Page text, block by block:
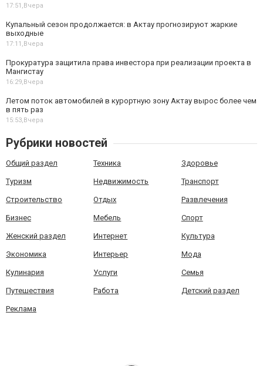
17:51,Вчера
Купальный сезон продолжается: в Актау прогнозируют жаркие
выходные
17:11,Вчера
Прокуратура защитила права инвестора при реализации проекта в
Мангистау
16:29,Вчера
Летом поток автомобилей в курортную зону Актау вырос более чем
в пять раз
15:53,Вчера
Рубрики новостей
Общий раздел Техника Здоровье
Туризм Недвижимость Транспорт
Строительство Отдых Развлечения
Бизнес Мебель Спорт
Женский раздел Интернет Культура
Экономика Интерьер Мода
Кулинария Услуги Семья
Путешествия Работа Детский раздел
Реклама